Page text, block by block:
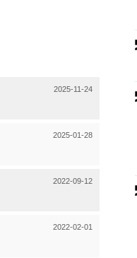
2025-11-24
2025-01-28
2022-09-12
2022-02-01